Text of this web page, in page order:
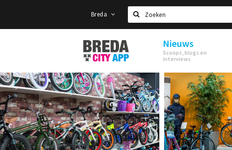
Breda
Zoeken
Stappen
&
Shoppen
Breda
Nieuws
Scoops, blogs en
interviews